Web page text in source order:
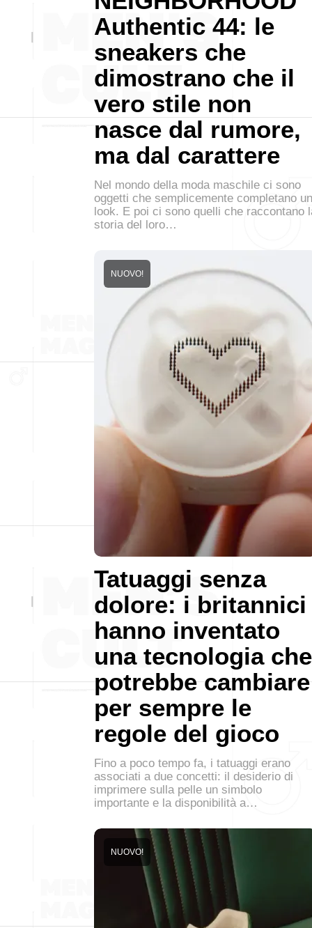
Authentic 44: le
sneakers che
dimostrano che il
vero stile non
nasce dal rumore,
ma dal carattere
Nel mondo della moda maschile ci sono
oggetti che semplicemente completano un
look. E poi ci sono quelli che raccontano
storia del loro…
Tatuaggi senza
dolore: i britannici
hanno inventato
una tecnologia che
potrebbe cambiare
per sempre le
regole del gioco
NUOVO!
Fino a poco tempo fa, i tatuaggi erano
associati a due concetti: il desiderio di
imprimere sulla pelle un simbolo
importante e la disponibilità a…
NUOVO!